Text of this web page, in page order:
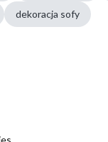
dekoracja sofy